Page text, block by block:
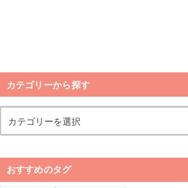
カテゴリーから探す
おすすめのタグ